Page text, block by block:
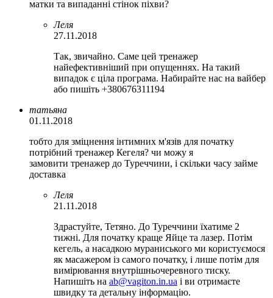
матки та випаданні стінок піхви?
Леля
27.11.2018
Так, звичайно. Саме цей тренажер
найефективніший при опущеннях. На такий
випадок є ціла програма. Набирайте нас на вайбер
або пишіть +380676311194
татьяна
01.11.2018
тобто для зміцнення інтимних м'язів для початку
потрібний тренажер Кегеля? чи можу я
замовити тренажер до Туреччини, і скільки часу займе
доставка
Леля
21.11.2018
Здрастуйте, Тетяно. До Туреччини їхатиме 2
тижні. Для початку краще Яйце та лазер. Потім
кегель, а насадкою мураниського ми користуємося
як масажером із самого початку, і лише потім для
вимірювання внутрішньочеревного тиску.
Напишіть на ab@vagiton.in.ua і ви отримаєте
швидку та детальну інформацію.